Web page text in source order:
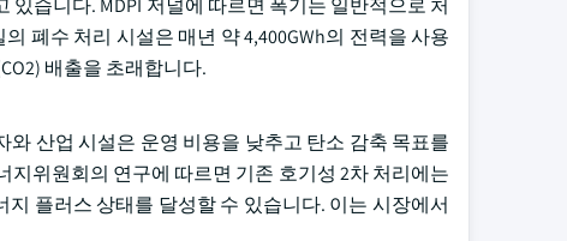
습니다. MDPI 저널에 따르면 폭기는 일반적으로 처
폐수 처리 시설은 매년 약 4,400GWh의 전력을 사용
배출을 초래합니다.
산업 시설은 운영 비용을 낮추고 탄소 감축 목표를
위원회의 연구에 따르면 기존 호기성 2차 처리에는
지 플러스 상태를 달성할 수 있습니다. 이는 시장에서